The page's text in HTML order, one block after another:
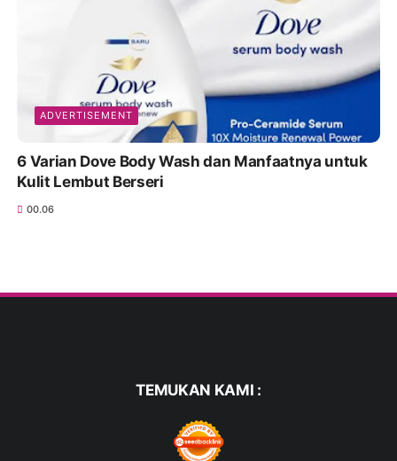
ADVERTISEMENT
6 Varian Dove Body Wash dan Manfaatnya untuk
Kulit Lembut Berseri
00.06
TEMUKAN KAMI :